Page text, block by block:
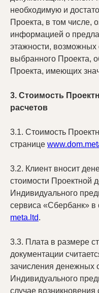
необходимую и
Проекта, в том числе,
информацией о
этажности, возможных
выбранного Проекта,
Проекта, имеющих
3. Стоимость
расчетов
3.1. Стоимость
странице
3.2. Клиент вносит
стоимости Проектной
Индивидуального
сервиса «Сбербанк» в
meta.ltd.
3.3. Плата в размере
документации
зачисления денежных
Индивидуального
случае